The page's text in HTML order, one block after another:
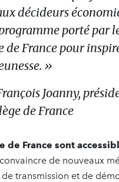
décideurs
porté par
de France pour
»
Joanny,
de France
de France sont
de nouveaux
transmission et de